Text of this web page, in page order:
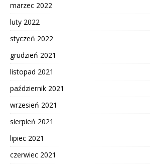
marzec 2022
luty 2022
styczeń 2022
grudzień 2021
listopad 2021
październik 2021
wrzesień 2021
sierpień 2021
lipiec 2021
czerwiec 2021